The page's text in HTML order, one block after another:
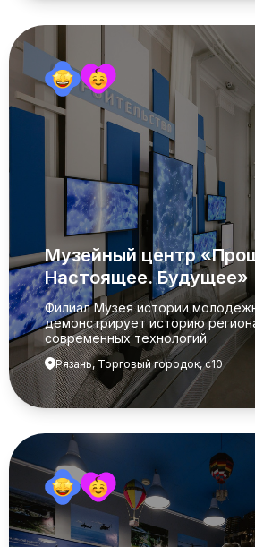
Музейный центр
Настоящее. Будущее»
Филиал Музея истории
демонстрирует историю
современных технологий.
Рязань, Торговый городок, с10